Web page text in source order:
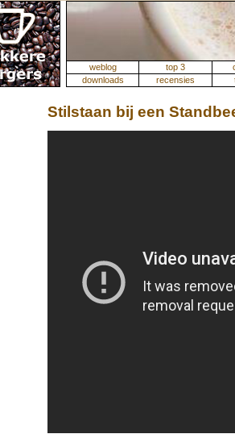
weblog top 3
downloads
recensies
Stilstaan bij een